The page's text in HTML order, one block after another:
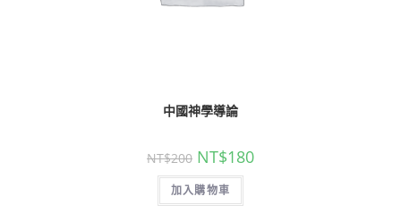
中國神學導論
NT$200 NT$180
加入購物車